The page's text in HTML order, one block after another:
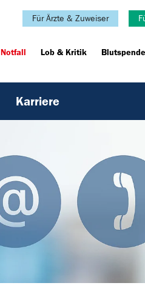
Für Ärzte & Zuweiser
Notfall Lob & Kritik Blutspende
Karriere